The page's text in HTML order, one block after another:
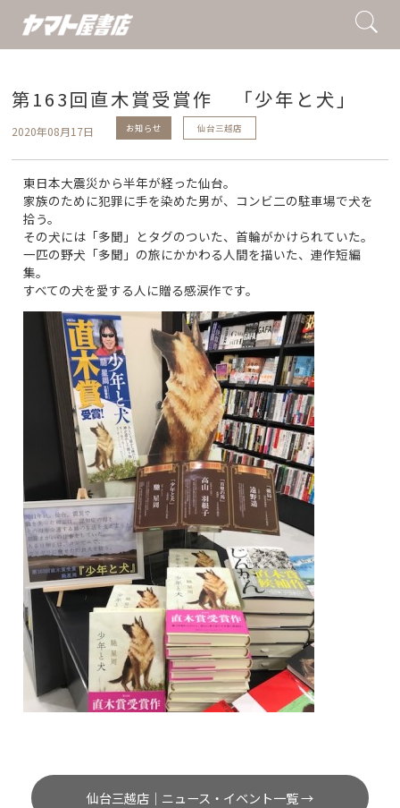
第163回直木賞受賞作 「少年と犬」
2020年08月17日 お知らせ 仙台三越店
東日本大震災から半年が経った仙台。
家族のために犯罪に手を染めた男が、コンビ二の駐車場で犬を
拾う。
その犬には「多聞」とタグのついた、首輪がかけられていた。
一匹の野犬「多聞」の旅にかかわる人間を描いた、連作短編
集。
すべての犬を愛する人に贈る感涙作です。
仙台三越店｜ニュース・イベント一覧 →